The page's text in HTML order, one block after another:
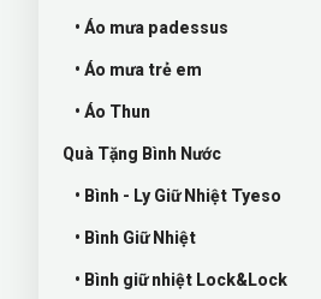
• Áo mưa padessus
• Áo mưa trẻ em
• Áo Thun
Quà Tặng Bình Nước
• Bình - Ly Giữ Nhiệt Tyeso
• Bình Giữ Nhiệt
• Bình giữ nhiệt Lock&Lock